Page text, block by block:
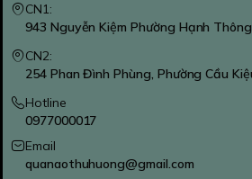
CN1:
943 Nguyễn Kiệm Phường Hạnh
CN2:
254 Phan Đình Phùng, Phường Cầu
Hotline
0977000017
Email
quanaothuhuong@gmail.com